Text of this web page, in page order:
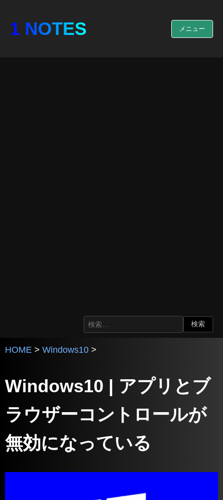
1 NOTES メニュー
HOME > Windows10 >
Windows10 | アプリとブ
ラウザーコントロールが
無効になっている